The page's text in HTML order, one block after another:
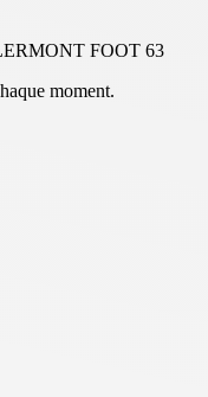
FOOT 63
moment.